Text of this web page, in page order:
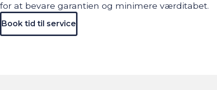
for at bevare garantien og minimere værditabet.
Book tid til service